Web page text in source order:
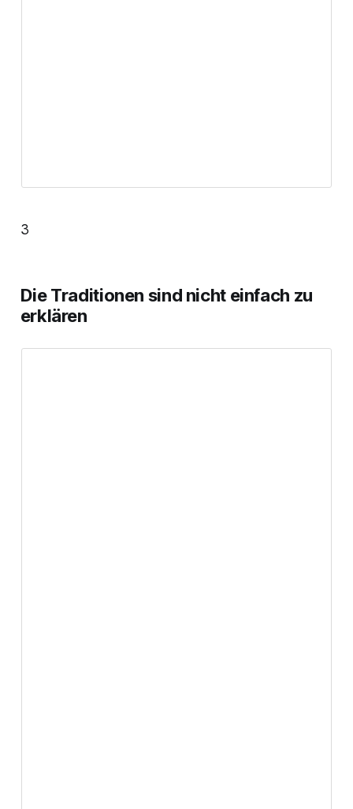
3
Die Traditionen sind nicht einfach zu
erklären